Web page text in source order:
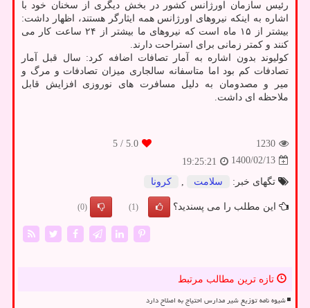
رئیس سازمان اورژانس کشور در بخش دیگری از سخنان خود با
اشاره به اینکه نیروهای اورژانس همه ایثارگر هستند، اظهار داشت:
بیشتر از ۱۵ ماه است که نیروهای ما بیشتر از ۲۴ ساعت کار می
کنند و کمتر زمانی برای استراحت دارند.
کولیوند بدون اشاره به آمار تصافات اضافه کرد: سال قبل آمار
تصادفات کم بود اما متاسفانه سالجاری میزان تصادفات و مرگ و
میر و مصدومان به دلیل مسافرت های نوروزی افزایش قابل
ملاحظه ای داشت.
1230
5.0
/ 5
1400/02/13
19:25:21
تگهای خبر:
سلامت كرونا
این مطلب را می پسندید؟ (1)
(0)
تازه ترین مطالب مرتبط
شیوه نامه توزیع شیر مدارس احتیاج به اصلاح دارد